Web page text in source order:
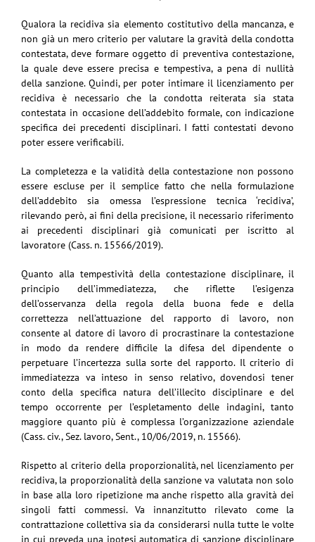
Qualora la recidiva sia elemento costitutivo della mancanza, e
non già un mero criterio per valutare la gravità della condotta
contestata, deve formare oggetto di preventiva contestazione,
la quale deve essere precisa e tempestiva, a pena di nullità
della sanzione. Quindi, per poter intimare il licenziamento per
recidiva è necessario che la condotta reiterata sia stata
contestata in occasione dell’addebito formale, con indicazione
specifica dei precedenti disciplinari. I fatti contestati devono
poter essere verificabili.
La completezza e la validità della contestazione non possono
essere escluse per il semplice fatto che nella formulazione
dell’addebito sia omessa l’espressione tecnica ‘recidiva’,
rilevando però, ai fini della precisione, il necessario riferimento
ai precedenti disciplinari già comunicati per iscritto al
lavoratore (Cass. n. 15566/2019).
Quanto alla tempestività della contestazione disciplinare, il
principio dell’immediatezza, che riflette l’esigenza
dell’osservanza della regola della buona fede e della
correttezza nell’attuazione del rapporto di lavoro, non
consente al datore di lavoro di procrastinare la contestazione
in modo da rendere difficile la difesa del dipendente o
perpetuare l’incertezza sulla sorte del rapporto. Il criterio di
immediatezza va inteso in senso relativo, dovendosi tener
conto della specifica natura dell’illecito disciplinare e del
tempo occorrente per l’espletamento delle indagini, tanto
maggiore quanto più è complessa l’organizzazione aziendale
(Cass. civ., Sez. lavoro, Sent., 10/06/2019, n. 15566).
Rispetto al criterio della proporzionalità, nel licenziamento per
recidiva, la proporzionalità della sanzione va valutata non solo
in base alla loro ripetizione ma anche rispetto alla gravità dei
singoli fatti commessi. Va innanzitutto rilevato come la
contrattazione collettiva sia da considerarsi nulla tutte le volte
in cui preveda una ipotesi automatica di sanzione disciplinare